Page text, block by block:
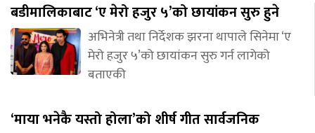
बडीमालिकाबाट ‘ए मेरो हजुर ५’को छायांकन सुरु हुने
अभिनेत्री तथा निर्देशक झरना थापाले सिनेमा ‘ए
मेरो हजुर ५’को छायांकन सुरु गर्न लागेको
बताएकी
‘माया भनेकै यस्तो होला’को शीर्ष गीत सार्वजनिक